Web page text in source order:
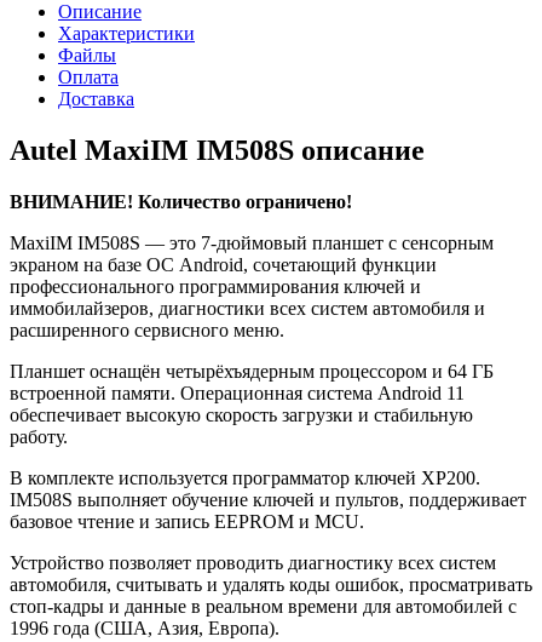
Описание
Характеристики
Файлы
Оплата
Доставка
Autel MaxiIM IM508S описание
ВНИМАНИЕ! Количество ограничено!
MaxiIM IM508S — это 7-дюймовый планшет с сенсорным
экраном на базе ОС Android, сочетающий функции
профессионального программирования ключей и
иммобилайзеров, диагностики всех систем автомобиля и
расширенного сервисного меню.
Планшет оснащён четырёхъядерным процессором и 64 ГБ
встроенной памяти. Операционная система Android 11
обеспечивает высокую скорость загрузки и стабильную
работу.
В комплекте используется программатор ключей XP200.
IM508S выполняет обучение ключей и пультов, поддерживает
базовое чтение и запись EEPROM и MCU.
Устройство позволяет проводить диагностику всех систем
автомобиля, считывать и удалять коды ошибок, просматривать
стоп-кадры и данные в реальном времени для автомобилей с
1996 года (США, Азия, Европа).